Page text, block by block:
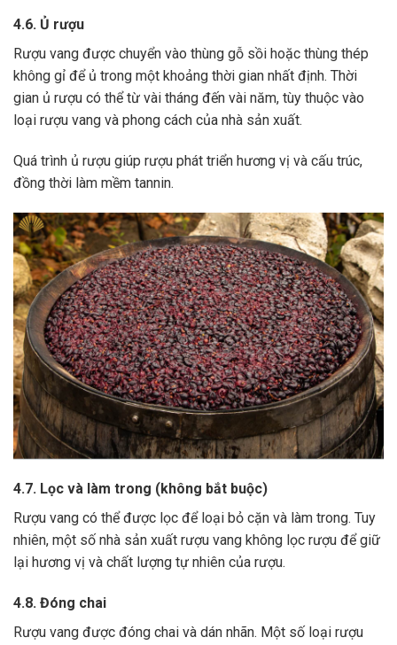
4.6. Ủ rượu
Rượu vang được chuyển vào thùng gỗ sồi hoặc thùng thép
không gỉ để ủ trong một khoảng thời gian nhất định. Thời
gian ủ rượu có thể từ vài tháng đến vài năm, tùy thuộc vào
loại rượu vang và phong cách của nhà sản xuất.
Quá trình ủ rượu giúp rượu phát triển hương vị và cấu trúc,
đồng thời làm mềm tannin.
4.7. Lọc và làm trong (không bắt buộc)
Rượu vang có thể được lọc để loại bỏ cặn và làm trong. Tuy
nhiên, một số nhà sản xuất rượu vang không lọc rượu để giữ
lại hương vị và chất lượng tự nhiên của rượu.
4.8. Đóng chai
Rượu vang được đóng chai và dán nhãn. Một số loại rượu